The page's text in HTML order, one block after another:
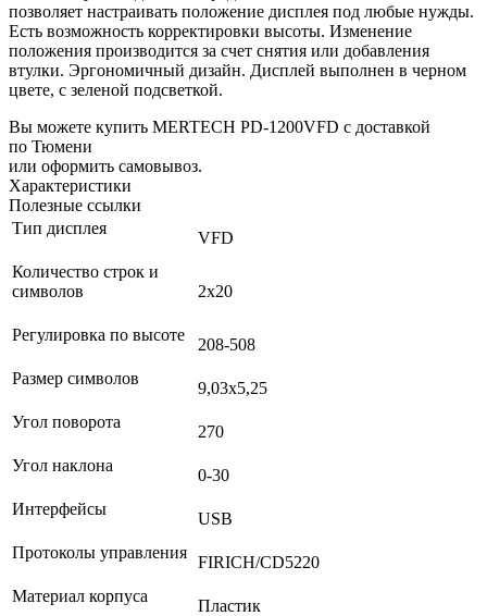
позволяет настраивать положение дисплея под любые нужды.
Есть возможность корректировки высоты. Изменение
положения производится за счет снятия или добавления
втулки. Эргономичный дизайн. Дисплей выполнен в черном
цвете, с зеленой подсветкой.
Вы можете купить MERTECH PD-1200VFD с доставкой
по Тюмени
или оформить самовывоз.
Характеристики
Полезные ссылки
Тип дисплея
VFD
Количество строк и
символов
2х20
Регулировка по высоте
208-508
Размер символов
9,03х5,25
Угол поворота
270
Угол наклона
0-30
Интерфейсы
USB
Протоколы управления
FIRICH/CD5220
Материал корпуса
Пластик